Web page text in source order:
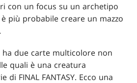
con un focus su un archetipo
più probabile creare un mazzo
due carte multicolore non
quali è una creatura
di FINAL FANTASY. Ecco una